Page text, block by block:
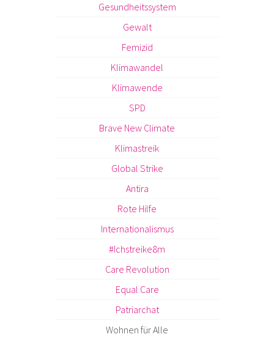
Gesundheitssystem
Gewalt
Femizid
Klimawandel
Klimawende
SPD
Brave New Climate
Klimastreik
Global Strike
Antira
Rote Hilfe
Internationalismus
#Ichstreike8m
Care Revolution
Equal Care
Patriarchat
Wohnen für Alle